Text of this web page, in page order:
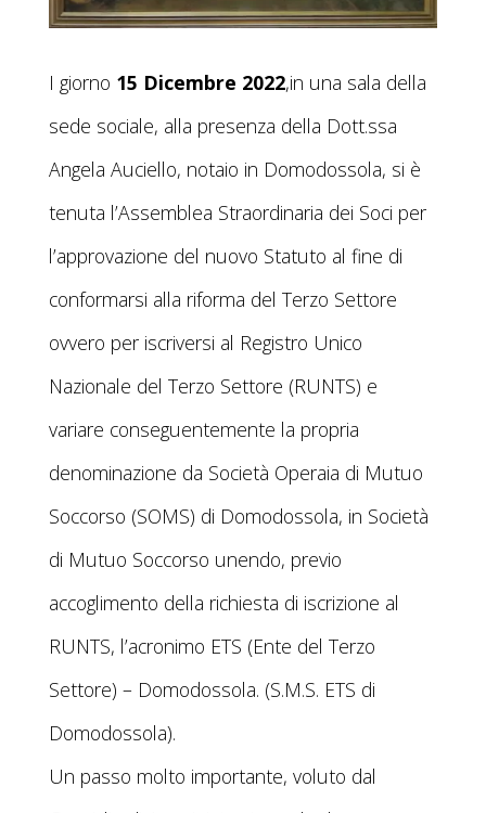
I giorno 15 Dicembre 2022,in una sala della
sede sociale, alla presenza della Dott.ssa
Angela Auciello, notaio in Domodossola, si è
tenuta l’Assemblea Straordinaria dei Soci per
l’approvazione del nuovo Statuto al fine di
conformarsi alla riforma del Terzo Settore
ovvero per iscriversi al Registro Unico
Nazionale del Terzo Settore (RUNTS) e
variare conseguentemente la propria
denominazione da Società Operaia di Mutuo
Soccorso (SOMS) di Domodossola, in Società
di Mutuo Soccorso unendo, previo
accoglimento della richiesta di iscrizione al
RUNTS, l’acronimo ETS (Ente del Terzo
Settore) – Domodossola. (S.M.S. ETS di
Domodossola).
Un passo molto importante, voluto dal